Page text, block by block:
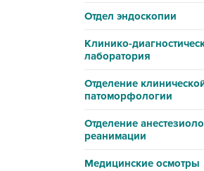
Отдел эндоскопии
Клинико-
лаборатория
Отделение
патоморфологии
Отделение
реанимации
Медицинские осмотры